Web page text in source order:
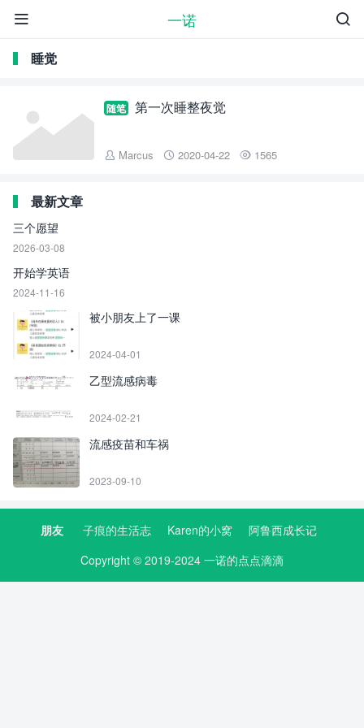
一诺 

睡觉
随笔 第一次睡整夜觉
 Marcus  2020-04-22  1565
最新文章
三个愿望
2026-03-08
开始学英语
2024-11-16
被小朋友上了一课
2024-04-01
乙型流感病毒
2024-02-21
流感疫苗和车祸
2023-09-10
朋友 子痕的生活志 Karen的小窝
阿鲁西成长记
Copyright © 2019-2024 一诺的点点滴滴